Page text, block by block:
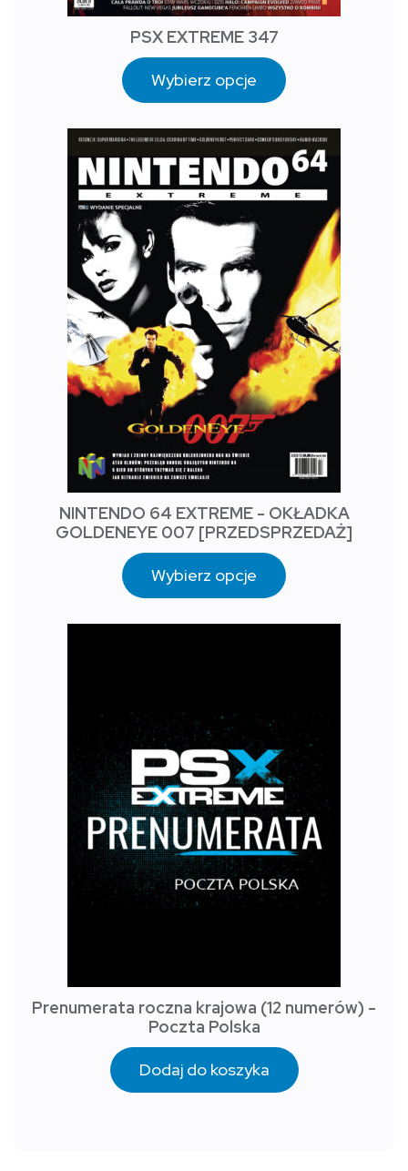
PSX EXTREME 347
Wybierz opcje
NINTENDO 64 EXTREME - OKŁADKA
GOLDENEYE 007 [PRZEDSPRZEDAŻ]
Wybierz opcje
Prenumerata roczna krajowa (12 numerów) -
Poczta Polska
Dodaj do koszyka